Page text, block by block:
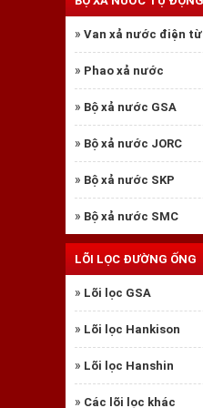
» Van xả nước điện từ
» Phao xả nước
» Bộ xả nước GSA
» Bộ xả nước JORC
» Bộ xả nước SKP
» Bộ xả nước SMC
LÕI LỌC ĐƯỜNG ỐNG
» Lõi lọc GSA
» Lõi lọc Hankison
» Lõi lọc Hanshin
» Các lõi lọc khác